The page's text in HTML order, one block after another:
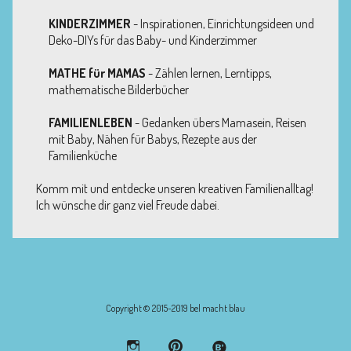
KINDERZIMMER - Inspirationen, Einrichtungsideen und
Deko-DIYs für das Baby- und Kinderzimmer
MATHE für MAMAS - Zählen lernen, Lerntipps,
mathematische Bilderbücher
FAMILIENLEBEN - Gedanken übers Mamasein, Reisen
mit Baby, Nähen für Babys, Rezepte aus der
Familienküche
Komm mit und entdecke unseren kreativen Familienalltag!
Ich wünsche dir ganz viel Freude dabei.
Copyright © 2015-2019 bel macht blau